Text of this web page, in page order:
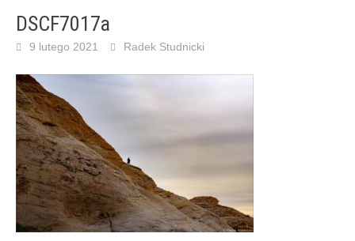
DSCF7017a
9 lutego 2021 Radek Studnicki